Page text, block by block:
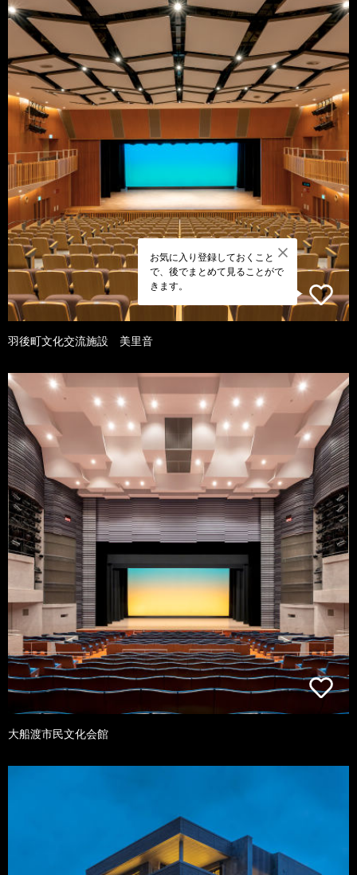
お気に入り登録しておくこと
で、後でまとめて見ることがで
きます。
羽後町文化交流施設 美里音
大船渡市民文化会館